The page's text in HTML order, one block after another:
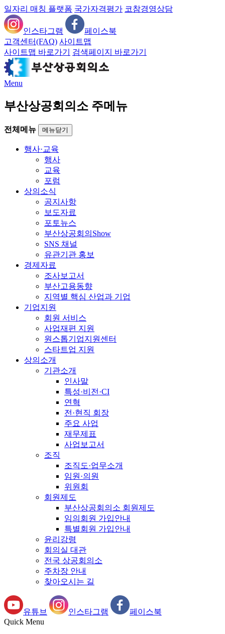
일자리 매칭 플랫폼 국가자격평가 코참경영상담
인스타그램
페이스북
고객센터(FAQ) 사이트맵
사이트맵 바로가기
검색페이지 바로가기
Menu
부산상공회의소 주메뉴
전체메뉴 메뉴닫기
행사·교육
행사
교육
포럼
상의소식
공지사항
보도자료
포토뉴스
부산상공회의Show
SNS 채널
유관기관 홍보
경제자료
조사보고서
부산고용동향
지역별 핵심 산업과 기업
기업지원
회원 서비스
사업재편 지원
원스톱기업지원센터
스타트업 지원
상의소개
기관소개
인사말
특성·비전·CI
연혁
전·현직 회장
주요 사업
재무제표
사업보고서
조직
조직도·업무소개
임원·의원
위원회
회원제도
부산상공회의소 회원제도
임의회원 가입안내
특별회원 가입안내
윤리강령
회의실 대관
전국 상공회의소
주차장 안내
찾아오시는 길
유튜브 인스타그램
페이스북
Quick Menu